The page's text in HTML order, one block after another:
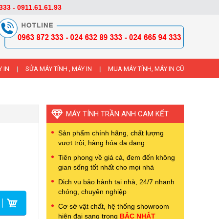
IN SỬA MÁY TÍNH , MÁY IN MUA MÁY TÍNH, MÁY IN CŨ
MÁY TÍNH TRẦN ANH CAM KẾT
Sản phẩm chính hãng, chất lượng
vượt trội, hàng hóa đa dạng
Tiên phong về giá cả, đem đến không
gian sống tốt nhất cho mọi nhà
Dịch vụ bảo hành tại nhà, 24/7 nhanh
chóng, chuyên nghiệp
Cơ sở vật chất, hệ thống showroom
hiện đại sang trọng BẬC NHẤT
- 0911.61.61.93